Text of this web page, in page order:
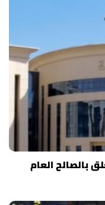
بالصالح العام